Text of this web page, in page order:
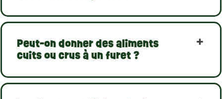
Peut-on donner des aliments
cuits ou crus à un furet ?